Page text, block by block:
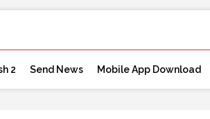
2 Send News Mobile App Download